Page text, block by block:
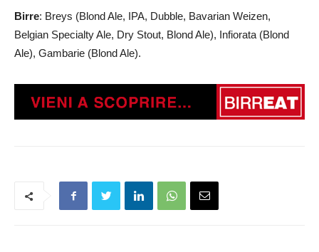
Birre: Breys (Blond Ale, IPA, Dubble, Bavarian Weizen,
Belgian Specialty Ale, Dry Stout, Blond Ale), Infiorata (Blond
Ale), Gambarie (Blond Ale).